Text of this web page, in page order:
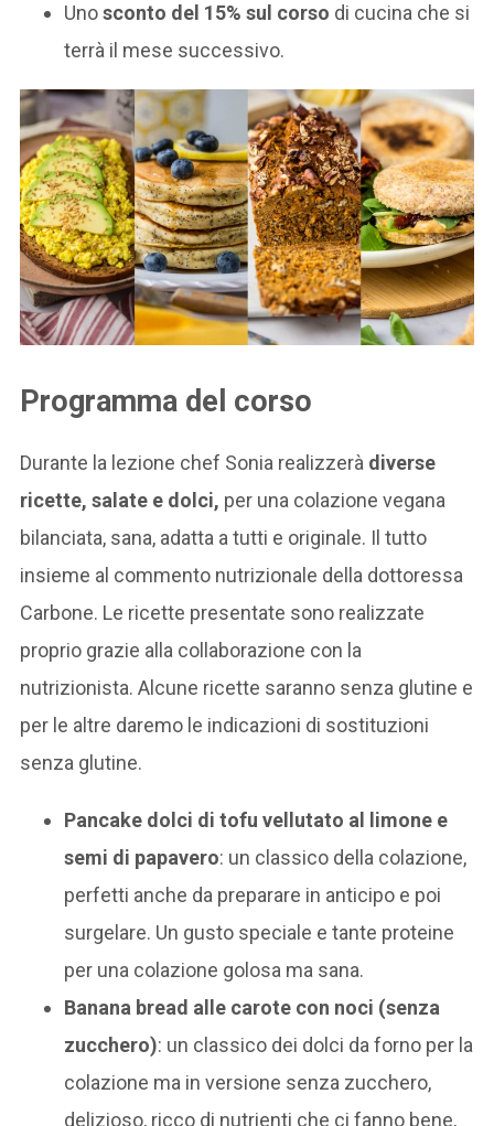
Unosconto del 15% sul corso di cucina che si
terrà il mese successivo.
Programma del corso
Durante la lezione chef Sonia realizzerà diverse
ricette, salate e dolci, per una colazione vegana
bilanciata, sana, adatta a tutti e originale. Il tutto
insieme al commento nutrizionale della dottoressa
Carbone. Le ricette presentate sono realizzate
proprio grazie alla collaborazione con la
nutrizionista. Alcune ricette saranno senza glutine e
per le altre daremo le indicazioni di sostituzioni
senza glutine.
Pancake dolci di tofu vellutato al limone e
semi di papavero: un classico della colazione,
perfetti anche da preparare in anticipo e poi
surgelare. Un gusto speciale e tante proteine
per una colazione golosa ma sana.
Banana bread alle carote con noci (senza
zucchero): un classico dei dolci da forno per la
colazione ma in versione senza zucchero,
delizioso, ricco di nutrienti che ci fanno bene,